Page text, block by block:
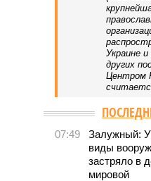
Украине
других
Центром
07:49
Залужный:
виды
застряло в
мировой